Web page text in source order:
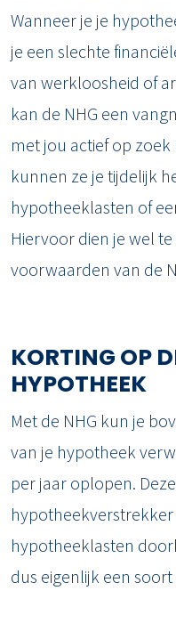
Wanneer je je
je een slechte
van werkloosheid of
kan de NHG een
met jou actief op
kunnen ze je tijdelijk
hypotheeklasten of
Hiervoor dien je wel
voorwaarden van de
KORTING OP
HYPOTHEEK
Met de NHG kun je
van je hypotheek
per jaar oplopen.
hypotheekverstrekker
hypotheeklasten
dus eigenlijk een